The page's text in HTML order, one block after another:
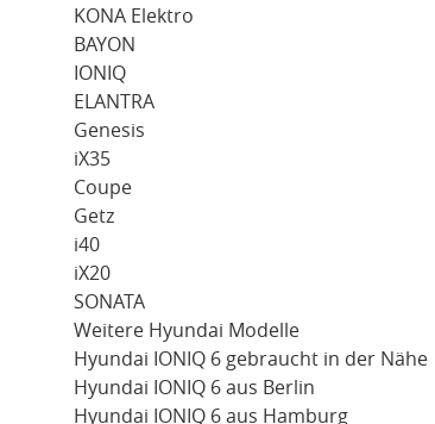
KONA Elektro
BAYON
IONIQ
ELANTRA
Genesis
iX35
Coupe
Getz
i40
iX20
SONATA
Weitere Hyundai Modelle
Hyundai IONIQ 6 gebraucht in der Nähe
Hyundai IONIQ 6 aus Berlin
Hyundai IONIQ 6 aus Hamburg